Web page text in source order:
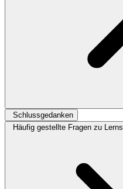
Schlussgedanken
Häufig gestellte Fragen zu